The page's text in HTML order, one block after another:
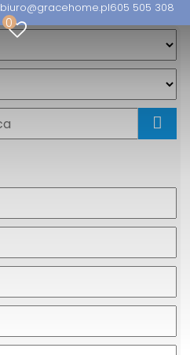
biuro@gracehome.pl605 505 308
0